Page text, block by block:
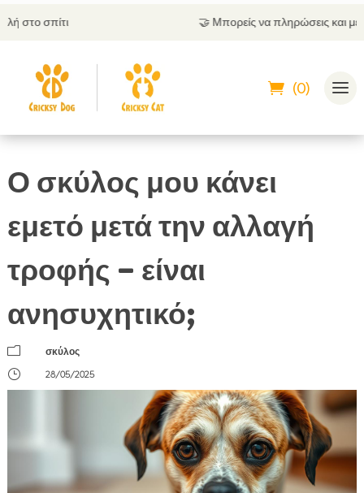
Μπορείς να πληρώσεις και με αντικαταβολή
(0)
Ο σκύλος μου κάνει
εμετό μετά την αλλαγή
τροφής – είναι
ανησυχητικό;
m
σκύλος
}
28/05/2025